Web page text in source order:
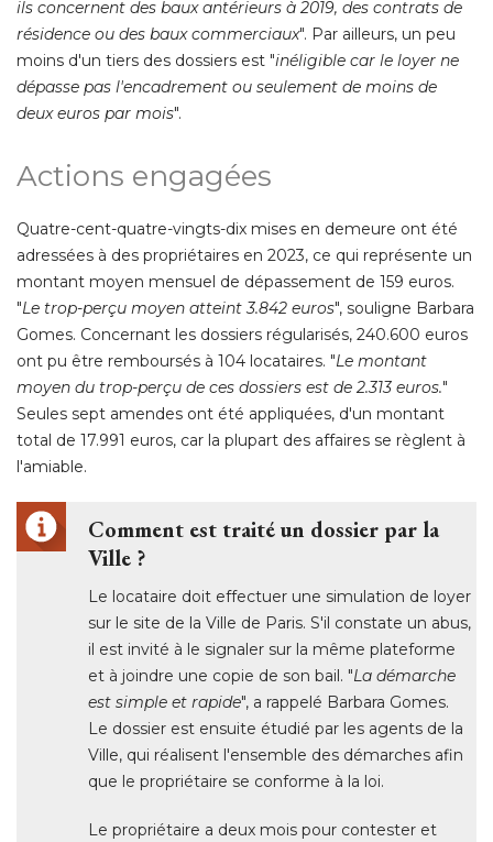
ils concernent des baux antérieurs à 2019, des contrats de
résidence ou des baux commerciaux". Par ailleurs, un peu
moins d'un tiers des dossiers est "inéligible car le loyer ne
dépasse pas l'encadrement ou seulement de moins de
deux euros par mois".
Actions engagées
Quatre-cent-quatre-vingts-dix mises en demeure ont été
adressées à des propriétaires en 2023, ce qui représente un
montant moyen mensuel de dépassement de 159 euros.
"Le trop-perçu moyen atteint 3.842 euros", souligne Barbara
Gomes. Concernant les dossiers régularisés, 240.600 euros
ont pu être remboursés à 104 locataires. "Le montant
moyen du trop-perçu de ces dossiers est de 2.313 euros."
Seules sept amendes ont été appliquées, d'un montant
total de 17.991 euros, car la plupart des affaires se règlent à
l'amiable.
Comment est traité un dossier par la
Ville ?
Le locataire doit effectuer une simulation de loyer
sur le site de la Ville de Paris. S'il constate un abus,
il est invité à le signaler sur la même plateforme
et à joindre une copie de son bail. "La démarche
est simple et rapide", a rappelé Barbara Gomes.
Le dossier est ensuite étudié par les agents de la
Ville, qui réalisent l'ensemble des démarches afin
que le propriétaire se conforme à la loi.
Le propriétaire a deux mois pour contester et